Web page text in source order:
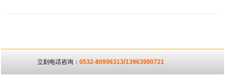
立刻电话咨询：0532-80996313/13963980721